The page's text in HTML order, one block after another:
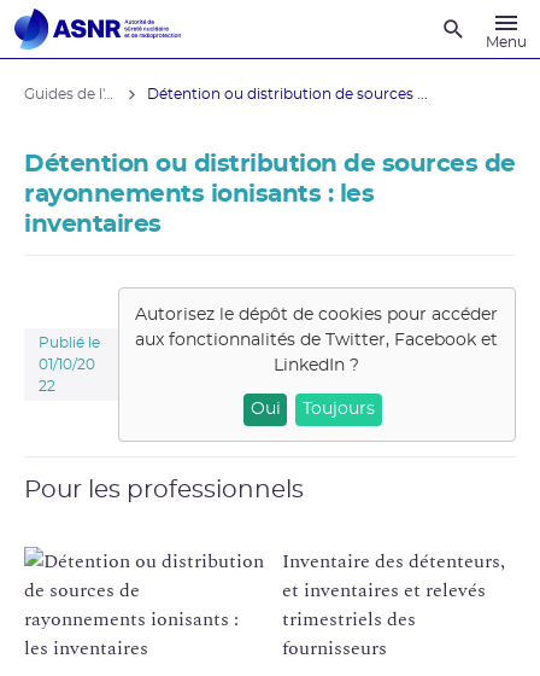
Menu
Guides de l'ASNR Détention ou distribution de sources ...
Détention ou distribution de sources de
rayonnements ionisants : les
inventaires
Publié le
01/10/20
22
Autorisez le dépôt de cookies pour accéder
aux fonctionnalités deTwitter, Facebook et
LinkedIn ?
Oui Toujours
Pour les professionnels
Inventaire des détenteurs,
et inventaires et relevés
trimestriels des
fournisseurs